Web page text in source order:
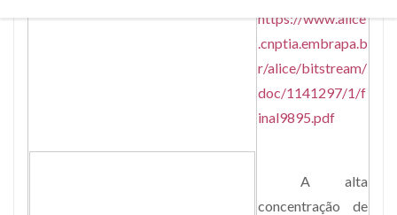
https://www.alice
.cnptia.embrapa.b
r/alice/bitstream/
doc/1141297/1/f
inal9895.pdf
A alta
concentração de